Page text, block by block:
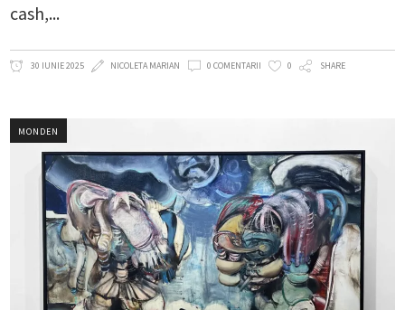
cash,
30 IUNIE 2025 NICOLETA MARIAN 0 COMENTARII 0 SHARE
MONDEN